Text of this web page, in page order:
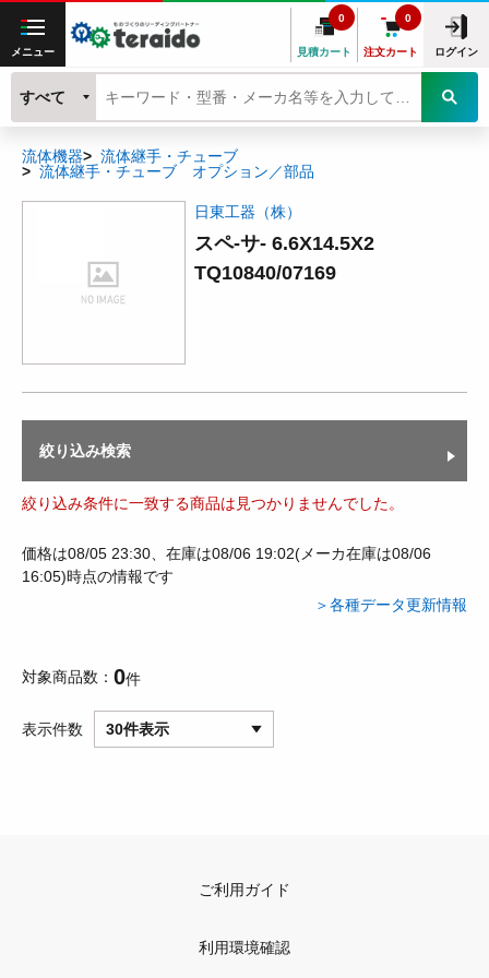
メニュー 見積カート
0
注文カート
0
ログイン
すべて
流体機器
流体継手・チューブ
流体継手・チューブ オプション／部品
日東工器（株）
スペ-サ- 6.6X14.5X2
TQ10840/07169
絞り込み検索
絞り込み条件に一致する商品は見つかりませんでした。
価格は08/05 23:30、在庫は08/06 19:02(メーカ在庫は08/06
16:05)時点の情報です
＞各種データ更新情報
対象商品数 0件
表示件数 30件表示
ご利用ガイド
利用環境確認